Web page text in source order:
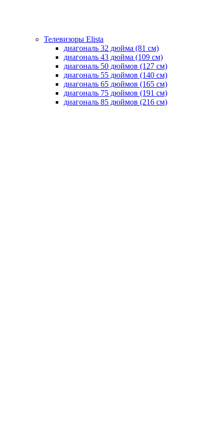
Телевизоры Elista
диагональ 32 дюйма (81 см)
диагональ 43 дюйма (109 см)
диагональ 50 дюймов (127 см)
диагональ 55 дюймов (140 cм)
диагональ 65 дюймов (165 cм)
диагональ 75 дюймов (191 см)
диагональ 85 дюймов (216 см)